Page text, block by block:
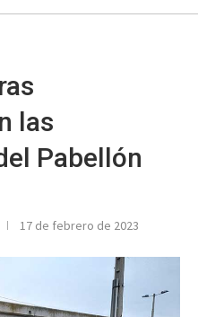
las
Pabellón
17 de febrero de 2023